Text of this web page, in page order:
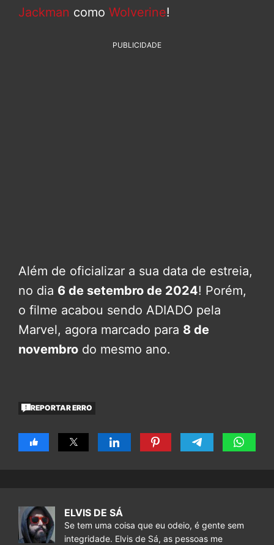
Jackman como Wolverine!
PUBLICIDADE
Além de oficializar a sua data de estreia,
no dia 6 de setembro de 2024! Porém,
o filme acabou sendo ADIADO pela
Marvel, agora marcado para 8 de
novembro do mesmo ano.
REPORTAR ERRO
ELVIS DE SÁ
Se tem uma coisa que eu odeio, é gente sem
integridade. Elvis de Sá, as pessoas me